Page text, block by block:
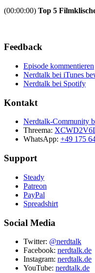
(00:00:00) Top 5
Feedback
Episode kommentieren
Nerdtalk bei iTunes
Nerdtalk bei Spotify
Kontakt
Nerdtalk-Community
Threema:
WhatsApp: +49 175
Support
Steady
Patreon
PayPal
Spreadshirt
Social Media
Twitter: @nerdtalk
Facebook: nerdtalk.de
Instagram: nerdtalk.de
YouTube: nerdtalk.de